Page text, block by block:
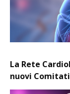
La Rete
nuovi